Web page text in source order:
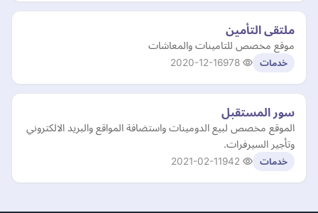
ملتقى التأمين
موقع مخصص للتامينات والمعاشات
خدمات 2020-12-16
سور المستقبل
الموقع مخصص لبيع الدومينات واستضافة المواقع والبريد الالكتروني
وتأجير السيرفرات.
خدمات 2021-02-11